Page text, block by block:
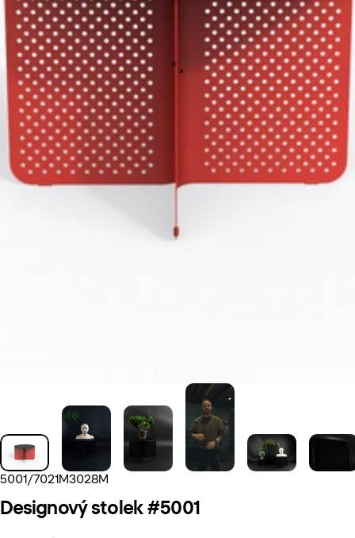
5001/7021M3028M
Designovýstolek#5001